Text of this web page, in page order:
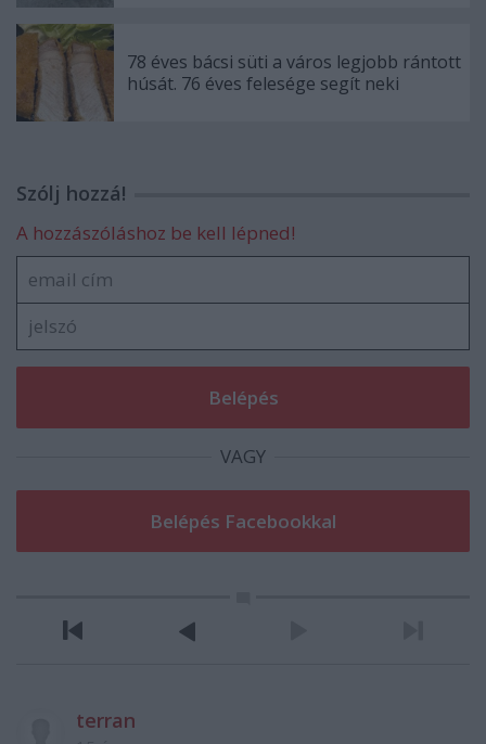
78 éves bácsi süti a város legjobb rántott
húsát. 76 éves felesége segít neki
Szólj hozzá!
A hozzászóláshoz be kell lépned!
VAGY
terran